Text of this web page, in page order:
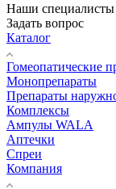
Наши специалисты
Задать вопрос
Каталог
Гомеопатические
Монопрепараты
Препараты
Комплексы
Ампулы WALA
Аптечки
Спреи
Компания